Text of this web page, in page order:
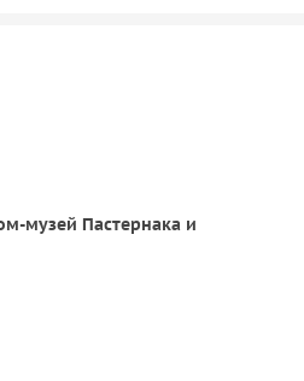
музей Пастернака и